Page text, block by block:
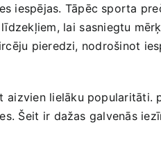
iespējas. Tāpēc sporta
lai⁣ sasniegtu
pieredzi, nodrošinot
lielāku popularitāti.
Šeit ⁤ir dažas galvenās